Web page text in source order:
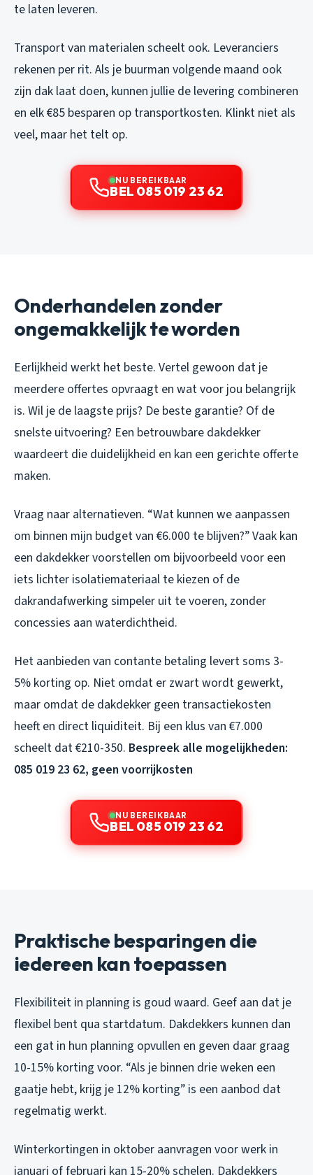
te laten leveren.
Transport van materialen scheelt ook. Leveranciers
rekenen per rit. Als je buurman volgende maand ook
zijn dak laat doen, kunnen jullie de levering combineren
en elk €85 besparen op transportkosten. Klinkt niet als
veel, maar het telt op.
NU BEREIKBAAR
BEL 085 019 23 62
Onderhandelen zonder
ongemakkelijk te worden
Eerlijkheid werkt het beste. Vertel gewoon dat je
meerdere offertes opvraagt en wat voor jou belangrijk
is. Wil je de laagste prijs? De beste garantie? Of de
snelste uitvoering? Een betrouwbare dakdekker
waardeert die duidelijkheid en kan een gerichte offerte
maken.
Vraag naar alternatieven. “Wat kunnen we aanpassen
om binnen mijn budget van €6.000 te blijven?” Vaak kan
een dakdekker voorstellen om bijvoorbeeld voor een
iets lichter isolatiemateriaal te kiezen of de
dakrandafwerking simpeler uit te voeren, zonder
concessies aan waterdichtheid.
Het aanbieden van contante betaling levert soms 3-
5% korting op. Niet omdat er zwart wordt gewerkt,
maar omdat de dakdekker geen transactiekosten
heeft en direct liquiditeit. Bij een klus van €7.000
scheelt dat €210-350. Bespreek alle mogelijkheden:
085 019 23 62, geen voorrijkosten
NU BEREIKBAAR
BEL 085 019 23 62
Praktische besparingen die
iedereen kan toepassen
Flexibiliteit in planning is goud waard. Geef aan dat je
flexibel bent qua startdatum. Dakdekkers kunnen dan
een gat in hun planning opvullen en geven daar graag
10-15% korting voor. “Als je binnen drie weken een
gaatje hebt, krijg je 12% korting” is een aanbod dat
regelmatig werkt.
Winterkortingen in oktober aanvragen voor werk in
januari of februari kan 15-20% schelen. Dakdekkers